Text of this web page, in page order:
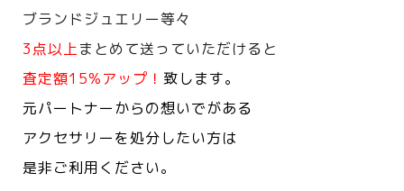
ブランドジュエリー等々
3点以上まとめて送っていただけると
査定額15%アップ！ 致します。
元パートナーからの想いでがある
アクセサリーを処分したい方は
是非ご利用ください。